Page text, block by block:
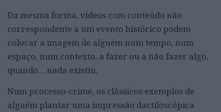
Da mesma forma, vídeos com conteúdo não
correspondente a um evento histórico podem
colocar a imagem de alguém num tempo, num
espaço, num contexto, a fazer ou a não fazer algo,
quando… nada existiu.
Num processo-crime, os clássicos exemplos de
alguém plantar uma impressão dactiloscópica